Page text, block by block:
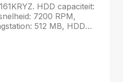
HDD capaciteit:
7200 RPM,
512 MB, HDD